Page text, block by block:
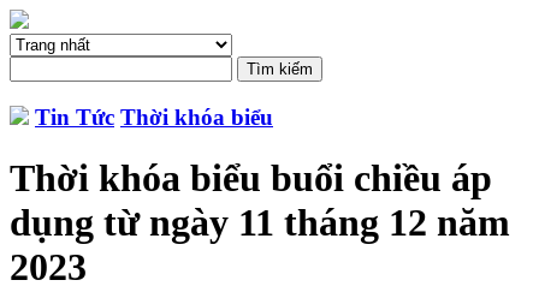
Tin Tức Thời khóa biểu
Thời khóa biểu buổi chiều áp
dụng từ ngày 11 tháng 12 năm
2023